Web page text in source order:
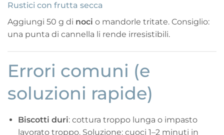
Rustici con frutta secca
Aggiungi 50 g di noci o mandorle tritate. Consiglio:
una punta di cannella li rende irresistibili.
Errori comuni (e
soluzioni rapide)
Biscotti duri: cottura troppo lunga o impasto
lavorato troppo. Soluzione: cuoci 1–2 minuti in